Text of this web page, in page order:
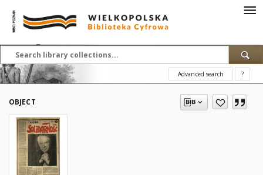
Advanced search ?
OBJECT